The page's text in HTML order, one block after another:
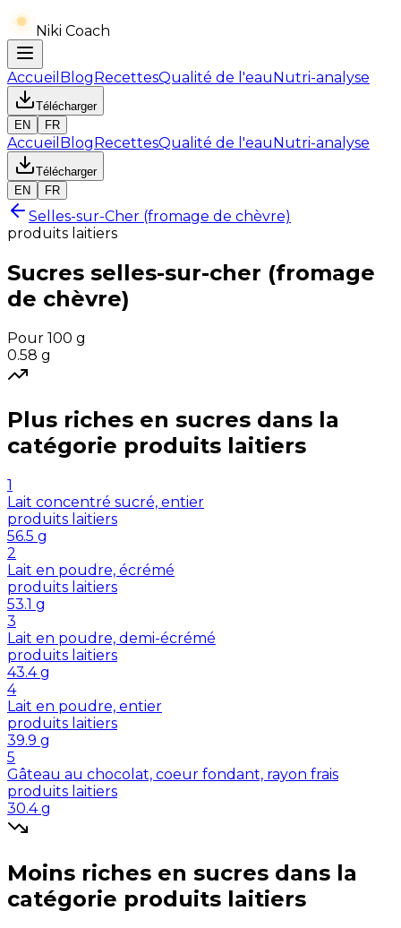
Niki Coach
Accueil BlogRecettesQualité de l'eauNutri-analyse
Télécharger
EN
FR
Accueil BlogRecettesQualité de l'eauNutri-analyse
Télécharger
EN
FR
Selles-sur-Cher (fromage de chèvre)
produits laitiers
Sucres selles-sur-cher (fromage
de chèvre)
Pour 100 g
0.58 g
Plus riches en sucres dans la
catégorie produits laitiers
1
Lait concentré sucré, entier
produits laitiers
56.5 g
2
Lait en poudre, écrémé
produits laitiers
53.1 g
3
Lait en poudre, demi-écrémé
produits laitiers
43.4 g
4
Lait en poudre, entier
produits laitiers
39.9 g
5
Gâteau au chocolat, coeur fondant, rayon frais
produits laitiers
30.4 g
Moins riches en sucres dans la
catégorie produits laitiers